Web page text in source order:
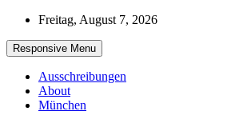
Skip
content
Freitag, August 7, 2026
Responsive Menu
Ausschreibungen
About
München